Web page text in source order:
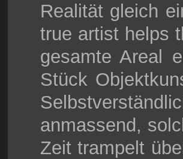
Realität gleich
true artist helps
gesamte Areal
Stück
anmassend,
Zeit trampelt